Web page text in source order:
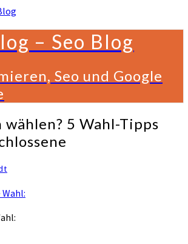
– Seo Blog
Seo und Google
wählen? 5 Wahl-Tipps